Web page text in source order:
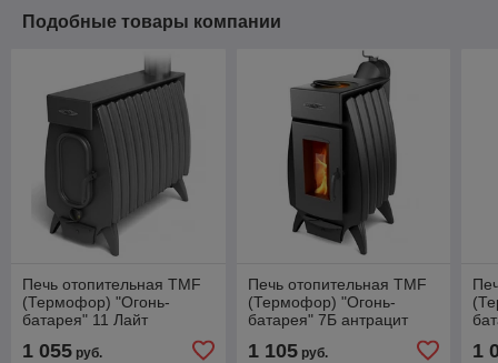
Подобные товары компании
Печь отопительная TMF
(Термофор) "Огонь-
батарея" 11 Лайт
1 055 руб.
Печь отопительная TMF
(Термофор) "Огонь-
батарея" 7Б антрацит
1 105руб. 1